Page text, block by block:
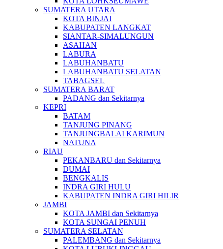
SUMATERA UTARA
KOTA BINJAI
KABUPATEN LANGKAT
SIANTAR-SIMALUNGUN
ASAHAN
LABURA
LABUHANBATU
LABUHANBATU SELATAN
TABAGSEL
SUMATERA BARAT
PADANG dan Sekitarnya
KEPRI
BATAM
TANJUNG PINANG
TANJUNGBALAI KARIMUN
NATUNA
RIAU
PEKANBARU dan Sekitarnya
DUMAI
BENGKALIS
INDRA GIRI HULU
KABUPATEN INDRA GIRI HILIR
JAMBI
KOTA JAMBI dan Sekitarnya
KOTA SUNGAI PENUH
SUMATERA SELATAN
PALEMBANG dan Sekitarnya